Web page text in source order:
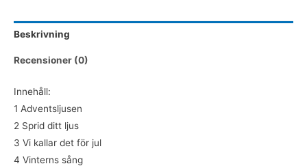
mängd
Beskrivning
Recensioner (0)
Innehåll:
1 Adventsljusen
2 Sprid ditt ljus
3 Vi kallar det för jul
4 Vinterns sång